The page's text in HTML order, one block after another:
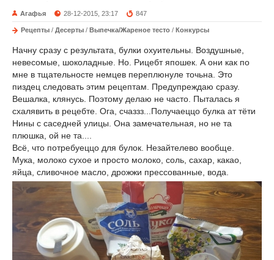
Агафья 28-12-2015, 23:17 847
Рецепты / Десерты / Выпечка/Жареное тесто / Конкурсы
Начну сразу с результата, булки охуительны. Воздушные,
невесомые, шоколадные. Но. Рицебт япошек. А они как по
мне в тщательносте немцев переплюнуле точьна. Это
пиздец следовать этим рецептам. Предупреждаю сразу.
Вешалка, клянусь. Поэтому делаю не часто. Пыталась я
схалявить в рецебте. Ога, счаззз...Получаеццо булка ат тёти
Нины с саседней улицы. Она замечательная, но не та
плюшка, ой не та....
Всё, что потребуеццо для булок. Незайтелево вообще.
Мука, молоко сухое и просто молоко, соль, сахар, какао,
яйца, сливочное масло, дрожжи прессованные, вода.